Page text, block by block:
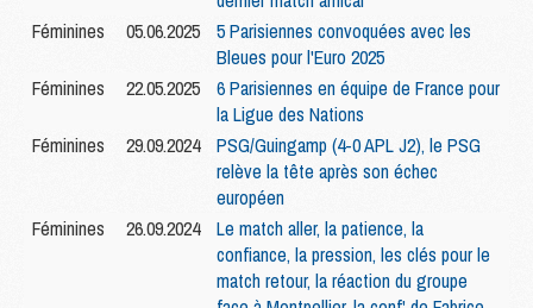
Féminines
05.06.2025
5 Parisiennes convoquées avec les
Bleues pour l'Euro 2025
Féminines
22.05.2025
6 Parisiennes en équipe de France pour
la Ligue des Nations
Féminines
29.09.2024
PSG/Guingamp (4-0 APL J2), le PSG
relève la tête après son échec
européen
Féminines
26.09.2024
Le match aller, la patience, la
confiance, la pression, les clés pour le
match retour, la réaction du groupe